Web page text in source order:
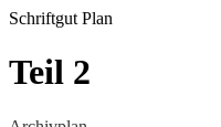
Schriftgut Plan
Teil 2